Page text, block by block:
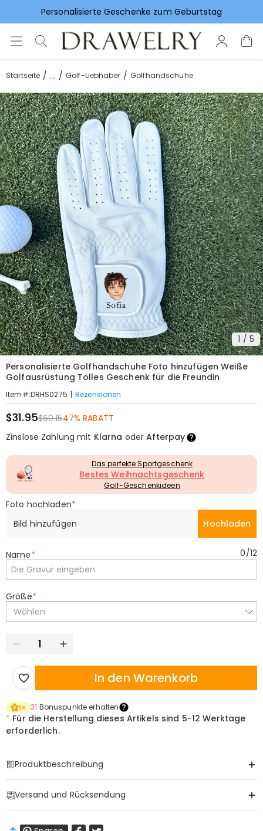
Personalisierte Geschenke zum Geburtstag
Vorlieben für Hochzeitsgeschenke
Startseite ... Golf-Liebhaber Golfhandschuhe
1 / 5
Personalisierte Golfhandschuhe Foto hinzufügen Weiße
Golfausrüstung Tolles Geschenk für die Freundin
Item#:DRHS0275 | Rezensionen
$31.95$60.1547% RABATT
Zinslose Zahlung mit Klarna oderAfterpay
Das perfekte Sportgeschenk
Bestes Weihnachtsgeschenk
Golf-Geschenkideen
Foto hochladen*
Bild hinzufügen
Hochladen
Name* 0/12
Größe*
Wählen
In den Warenkorb
1× 31 Bonuspunkte erhalten
* Für die Herstellung dieses Artikels sind 5-12 Werktage
erforderlich.
Produktbeschreibung
Versand und Rücksendung